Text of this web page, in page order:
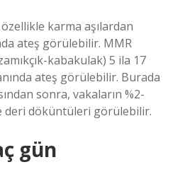
karma aşılardan
ateş görülebilir. MMR
kabakulak) 5 ila 17
ateş görülebilir. Burada
sonra, vakaların %2-
deri döküntüleri görülebilir.
gün